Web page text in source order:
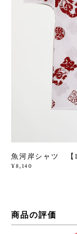
魚河岸シャツ 【
¥8,140
商品の評価